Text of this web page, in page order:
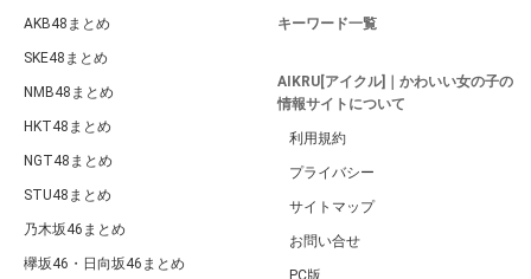
AKB48まとめ
SKE48まとめ
NMB48まとめ
HKT48まとめ
NGT48まとめ
STU48まとめ
乃木坂46まとめ
欅坂46・日向坂46まとめ
キーワード一覧
AIKRU[アイクル]｜かわいい女の子の
情報サイトについて
利用規約
プライバシー
サイトマップ
お問い合せ